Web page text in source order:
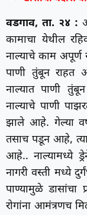
वडगाव, ता. २४ :
कामाचा येथील
नाल्याचे काम अपूर्ण
पाणी तुंबून राहत
नाल्यात पाणी तुंबून
नाल्याचे पाणी
झाले आहे. गेल्या
तसाच पडून आहे,
आहे.. नाल्यामध्ये
नागरी वस्ती मध्ये
पाण्यामुळे डासांचा
रोगांना आमंत्रणच